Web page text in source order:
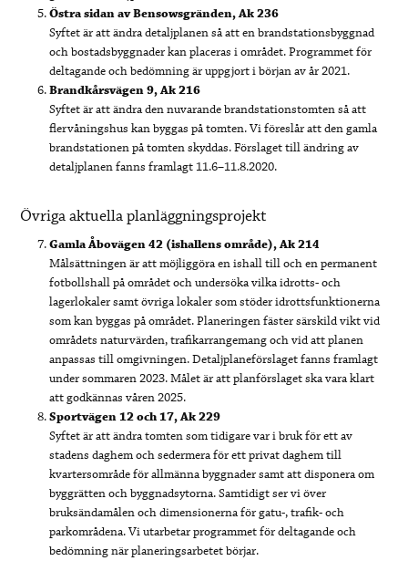
Östra sidan av Bensowsgränden, Ak 236
Syftet är att ändra detaljplanen så att en brandstationsbyggnad
och bostadsbyggnader kan placeras i området. Programmet för
deltagande och bedömning är uppgjort i början av år 2021.
Brandkårsvägen 9, Ak 216
Syftet är att ändra den nuvarande brandstationstomten så att
flervåningshus kan byggas på tomten. Vi föreslår att den gamla
brandstationen på tomten skyddas. Förslaget till ändring av
detaljplanen fanns framlagt 11.6–11.8.2020.
Övriga aktuella planläggningsprojekt
Gamla Åbovägen 42 (ishallens område), Ak 214
Målsättningen är att möjliggöra en ishall till och en permanent
fotbollshall på området och undersöka vilka idrotts- och
lagerlokaler samt övriga lokaler som stöder idrottsfunktionerna
som kan byggas på området. Planeringen fäster särskild vikt vid
områdets naturvärden, trafikarrangemang och vid att planen
anpassas till omgivningen. Detaljplaneförslaget fanns framlagt
under sommaren 2023. Målet är att planförslaget ska vara klart
att godkännas våren 2025.
Sportvägen 12 och 17, Ak 229
Syftet är att ändra tomten som tidigare var i bruk för ett av
stadens daghem och sedermera för ett privat daghem till
kvartersområde för allmänna byggnader samt att disponera om
byggrätten och byggnadsytorna. Samtidigt ser vi över
bruksändamålen och dimensionerna för gatu-, trafik- och
parkområdena. Vi utarbetar programmet för deltagande och
bedömning när planeringsarbetet börjar.